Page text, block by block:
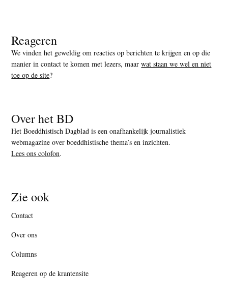
Reageren
We vinden het geweldig om reacties op berichten te krijgen en op die
manier in contact te komen met lezers, maarwat staan we wel en niet
toe op de site?
Over het BD
Het Boeddhistisch Dagblad is een onafhankelijk journalistiek
webmagazine over boeddhistische thema’s en inzichten.
Lees ons colofon.
Zie ook
Contact
Over ons
Columns
Reageren op de krantensite